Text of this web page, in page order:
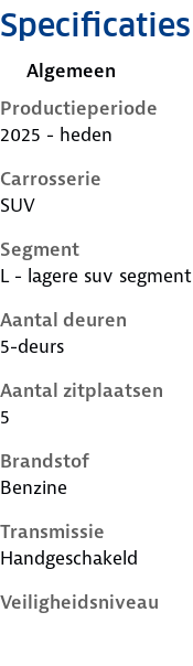
Specificaties
Algemeen
Productieperiode
2025 - heden
Carrosserie
SUV
Segment
L - lagere suv segment
Aantal deuren
5-deurs
Aantal zitplaatsen
5
Brandstof
Benzine
Transmissie
Handgeschakeld
Veiligheidsniveau